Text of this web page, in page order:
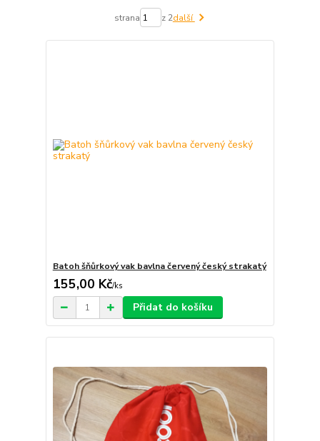
strana z 2další
Batoh šňůrkový vak bavlna červený český strakatý
155,00 Kč/ks
Přidat do košíku